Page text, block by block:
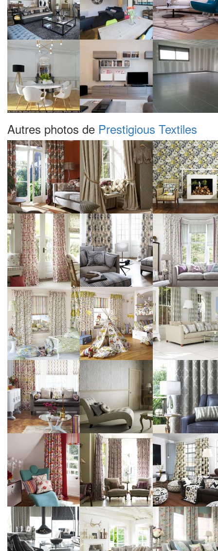
Autres photos de Prestigious Textiles